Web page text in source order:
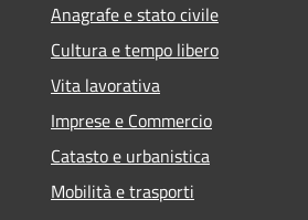
Anagrafe e stato civile
Cultura e tempo libero
Vita lavorativa
Imprese e Commercio
Catasto e urbanistica
Mobilità e trasporti